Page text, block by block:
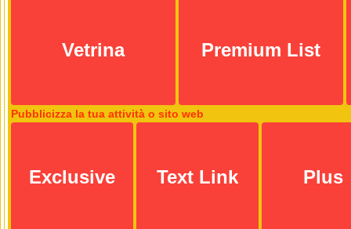
Vetrina Premium List
Pubblicizza la tua attività o sito web
Exclusive Text Link Plus